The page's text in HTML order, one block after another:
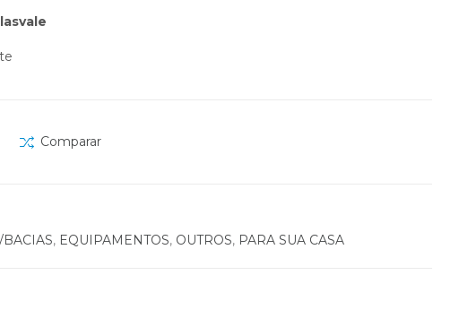
Comparar
, EQUIPAMENTOS, OUTROS, PARA SUA CASA